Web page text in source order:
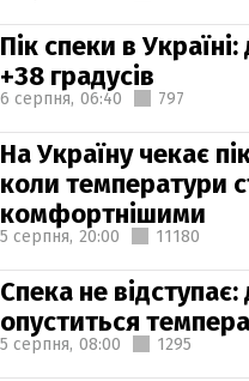
Пік спеки в
+38 градусів
6 серпня, 06:40 797
На Україну чекає
коли температури
комфортнішими
5 серпня, 20:00 11180
Спека не
опуститься
5 серпня, 08:00 1295